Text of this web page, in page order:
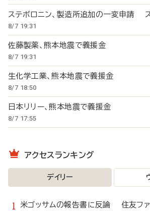
ステボロニン、製造所追加の一変申請
8/7 19:31
佐藤製薬、熊本地震で義援金
8/7 19:31
生化学工業、熊本地震で義援金
8/7 18:50
日本リリー、熊本地震で義援金
8/7 17:55
アクセスランキング
デイリー
米ゴッサムの報告書に反論 住友ファ